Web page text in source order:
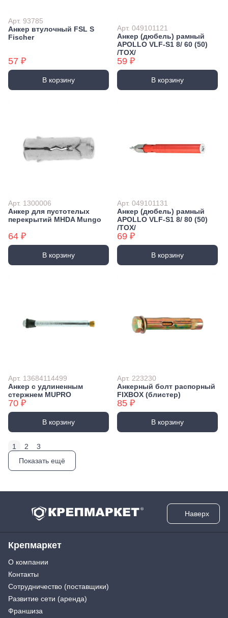
Арт. 93785
Анкер втулочный FSL S
Fischer
57 ₽
В корзину
Арт. 049101121
Анкер (дюбель) рамный
APOLLO VLF-S1 8/ 60 (50)
/TOX/
59 ₽
В корзину
Арт. 1300006
Анкер для пустотелых
перекрытий МНDA Mungo
64 ₽
В корзину
Арт. 049101131
Анкер (дюбель) рамный
APOLLO VLF-S1 8/ 80 (50)
/TOX/
69 ₽
В корзину
Арт. 13684114499
Анкер с удлиненным
стержнем MUPRO
70 ₽
В корзину
Арт. 223230
Анкерный болт распорный
FIXBOX (блистер)
85 ₽
В корзину
1 2
3
Показать ещё
Наверх
Крепмаркет
О компании
Контакты
Сотрудничество (поставщики)
Развитие сети (аренда)
Франшиза